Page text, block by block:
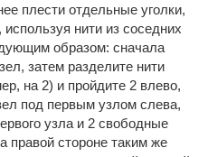
плести отдельные уголки,
нити из соседних
образом: сначала
затем разделите нити
на 2) и пройдите 2 влево,
под первым узлом слева,
узла и 2 свободные
правой стороне таким же